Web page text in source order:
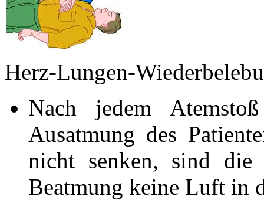
Herz-Lungen-
Nach jedem
Ausatmung des
nicht senken, sind die
Beatmung keine Luft in